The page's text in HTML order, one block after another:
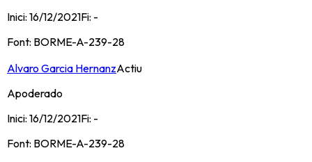
Inici: 16/12/2021Fi: -
Font: BORME-A-239-28
Alvaro Garcia HernanzActiu
Apoderado
Inici: 16/12/2021Fi: -
Font: BORME-A-239-28